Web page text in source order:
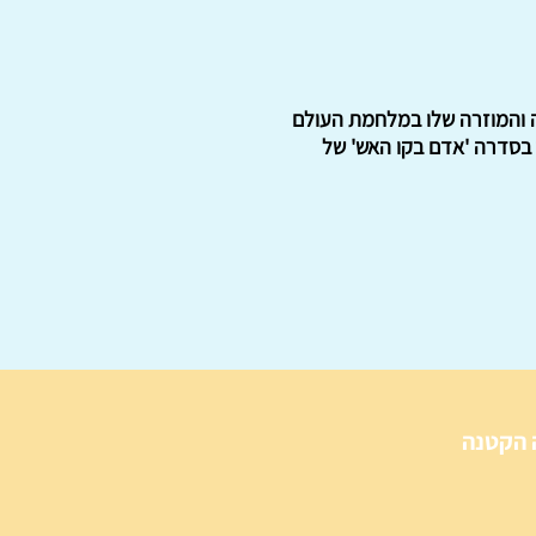
והמוזרה שלו במלחמת העולם
בסדרה 'אדם בקו האש' של
הקטנה